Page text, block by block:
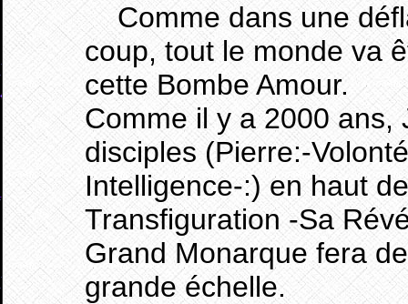
Comme dans une
coup, tout le monde va
cette Bombe Amour.
Comme il y a 2000 ans,
disciples (Pierre:-
Intelligence-:) en haut
Transfiguration -Sa
Grand Monarque fera
grande échelle.